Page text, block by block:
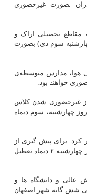
بصورت غیرحضوری
مقاطع تحصیلی اراک و
سوم دی) بصورت
هوا، مدارس متوسطه‌ی
خواهند بود.
غیرحضوری شدن کلاس
چهارشنبه، سوم دیماه
کرد: برای پیش گیری از
شیوع آنفولانزا مدارس آذربایجان غربی روز چهارشنبه ۳ دیماه تعطیل
عالی و دانشگاه ها و
شش گانه شهر اصفهان